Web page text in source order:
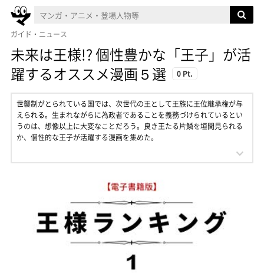
ガイド・ニュース
未来は王様!? 個性豊かな「王子」が活
躍するオススメ漫画５選
0 Pt.
世襲制がとられている国では、次世代の王として王族に王位継承権が与
えられる。生まれながらに為政者であることを義務づけられているとい
うのは、想像以上に大変なことだろう。良き王たる片鱗を垣間見られる
か、個性的な王子が活躍する漫画を集めた。